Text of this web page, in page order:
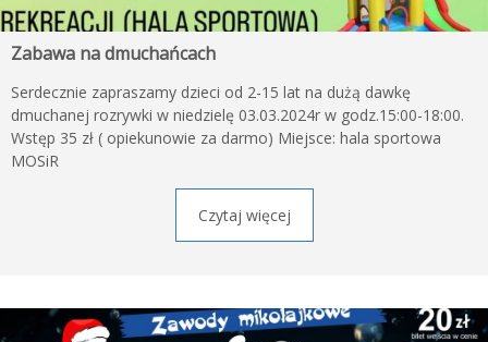
Zabawa na dmuchańcach
Serdecznie zapraszamy dzieci od 2-15 lat na dużą dawkę
dmuchanej rozrywki w niedzielę 03.03.2024r w godz.15:00-18:00.
Wstęp 35 zł ( opiekunowie za darmo) Miejsce: hala sportowa
MOSiR
Czytaj więcej